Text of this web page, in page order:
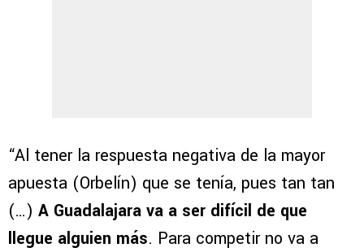
“Al tener la respuesta negativa de la mayor
apuesta (Orbelín) que se tenía, pues tan tan
(…) A Guadalajara va a ser difícil de que
llegue alguien más. Para competir no va a